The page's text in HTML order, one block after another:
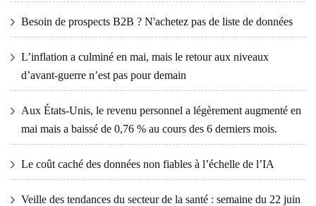
Besoin de prospects B2B ? N'achetez pas de liste de données
L’inflation a culminé en mai, mais le retour aux niveaux
d’avant-guerre n’est pas pour demain
Aux États-Unis, le revenu personnel a légèrement augmenté en
mai mais a baissé de 0,76 % au cours des 6 derniers mois.
Le coût caché des données non fiables à l’échelle de l’IA
Veille des tendances du secteur de la santé : semaine du 22 juin